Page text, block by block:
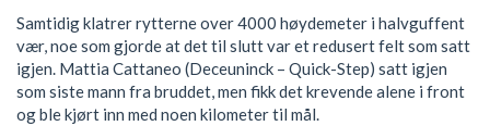
Samtidig klatrer rytterne over 4000 høydemeter i halvguffent
vær, noe som gjorde at det til slutt var et redusert felt som satt
igjen. Mattia Cattaneo (Deceuninck – Quick-Step) satt igjen
som siste mann fra bruddet, men fikk det krevende alene i front
og ble kjørt inn med noen kilometer til mål.